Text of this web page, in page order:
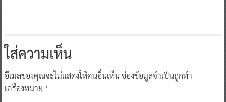
ใส่ความเห็น
อีเมลของคุณจะไม่แสดงให้คนอื่นเห็นช่องข้อมูลจำเป็นถูกทำ
เครื่องหมาย *